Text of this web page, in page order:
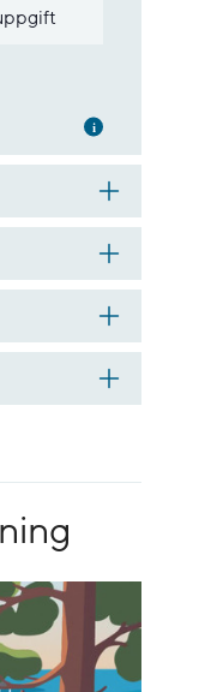
Mer information